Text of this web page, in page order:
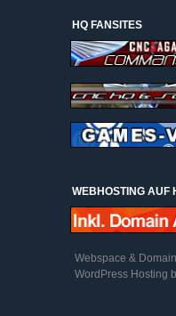
HQ FANSITES
WEBHOSTING AUF
Webspace &
WordPress Hosting